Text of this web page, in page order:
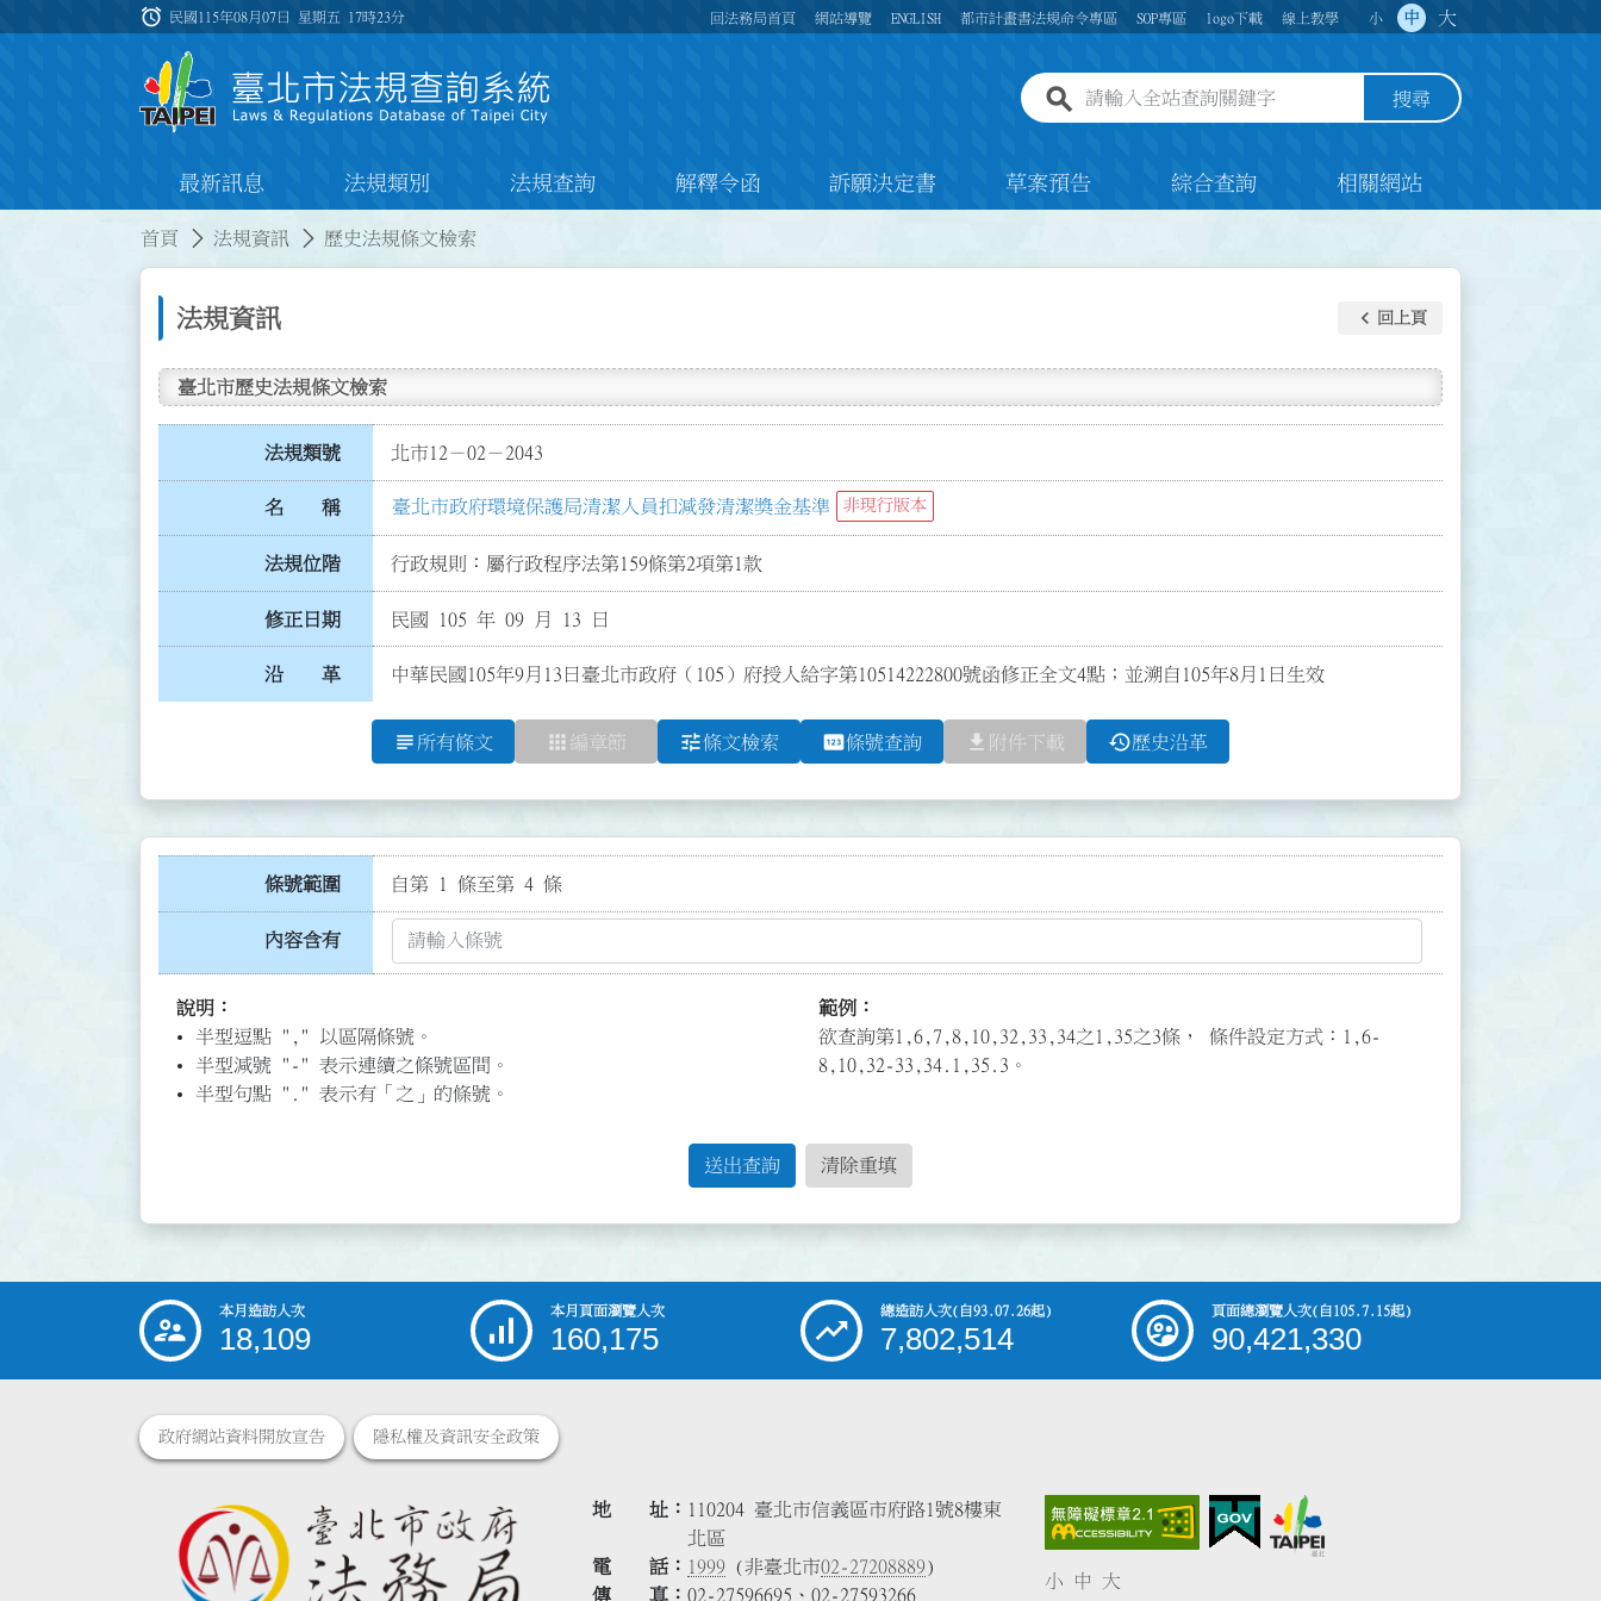
:::
alarm 民國115年08月07日 星期五 17時23分 回法務局首頁 網站導覽 ENGLISH 都市計畫書法規命令專區 SOP專區 logo下載 線上教學 小 中 大
全站查詢關鍵字欄位 搜尋
最新訊息 法規類別 法規查詢 解釋令函 訴願決定書 草案預告 綜合查詢 相關網站
首頁 法規資訊 歷史法規條文檢索
法規資訊 keyboard_arrow_left 回上頁
臺北市歷史法規條文檢索
法規類號 北市12－02－2043
名 稱 臺北市政府環境保護局清潔人員扣減發清潔獎金基準 非現行版本
法規位階 行政規則：屬行政程序法第159條第2項第1款
修正日期 民國 105 年 09 月 13 日
沿 革 中華民國105年9月13日臺北市政府（105）府授人給字第10514222800號函修正全文4點；並溯自105年8月1日生效
subject 所有條文 apps 編章節 tune條文檢索 pin條號查詢 file_download 附件下載 history歷史沿革
條號範圍 自第 1 條至第 4 條
內容含有
說明：
半型逗點 "," 以區隔條號。
半型減號 "-" 表示連續之條號區間。
半型句點 "." 表示有「之」的條號。
範例：
欲查詢第1,6,7,8,10,32,33,34之1,35之3條， 條件設定方式：1,6-
8,10,32-33,34.1,35.3。
送出查詢 清除重填
::: 本月造訪人次
18,109
本月頁面瀏覽人次
160,175
總造訪人次(自93.07.26起)
7,802,514
頁面總瀏覽人次(自105.7.15起)
90,421,330
政府網站資料開放宣告 隱私權及資訊安全政策
地 址
110204 臺北市信義區市府路1號8樓東
北區
電 話
1999 (非臺北市02-27208889)
傳 真
02-27596695、02-27593266
小 中 大